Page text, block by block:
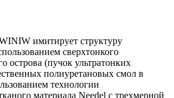
имитирует структуру
сверхтонкого
острова (пучок ультратонких
полиуретановых смол в
технологии
материала Needel с трехмерной